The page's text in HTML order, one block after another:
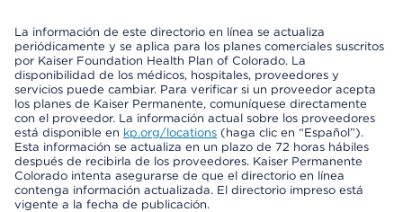
La información de este directorio en línea se actualiza
periódicamente y se aplica para los planes comerciales suscritos
por Kaiser Foundation Health Plan of Colorado. La
disponibilidad de los médicos, hospitales, proveedores y
servicios puede cambiar. Para verificar si un proveedor acepta
los planes de Kaiser Permanente, comuníquese directamente
con el proveedor. La información actual sobre los proveedores
está disponible en kp.org/locations (haga clic en “Español”).
Esta información se actualiza en un plazo de 72 horas hábiles
después de recibirla de los proveedores. Kaiser Permanente
Colorado intenta asegurarse de que el directorio en línea
contenga información actualizada. El directorio impreso está
vigente a la fecha de publicación.